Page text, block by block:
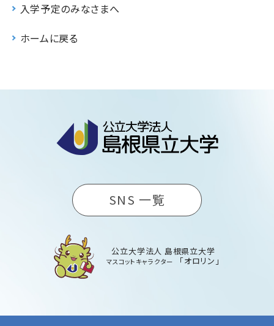
入学予定のみなさまへ
ホームに戻る
SNS 一覧
公立大学法人 島根県立大学
マスコットキャラクター 「オロリン」